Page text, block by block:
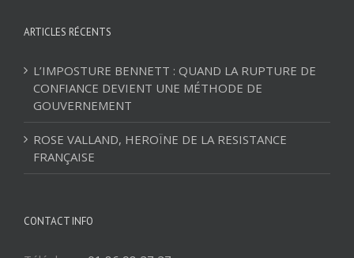
ARTICLES RÉCENTS
L’IMPOSTURE BENNETT : QUAND LA RUPTURE DE
CONFIANCE DEVIENT UNE MÉTHODE DE
GOUVERNEMENT
ROSE VALLAND, HEROÏNE DE LA RESISTANCE
FRANÇAISE
CONTACT INFO